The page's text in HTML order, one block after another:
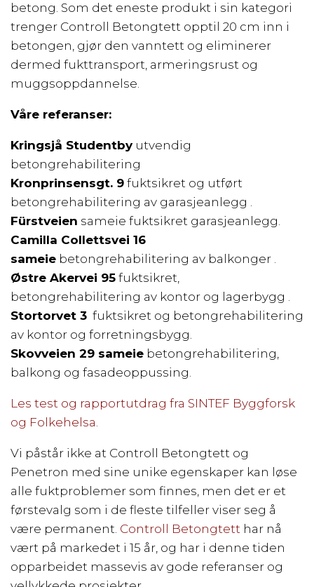
betong. Som det eneste produkt i sin kategori
trenger Controll Betongtett opptil 20 cm inn i
betongen, gjør den vanntett og eliminerer
dermed fukttransport, armeringsrust og
muggsoppdannelse.
Våre referanser:
Kringsjå Studentbyutvendig
betongrehabilitering
Kronprinsensgt. 9 fuktsikret og utført
betongrehabilitering av garasjeanlegg .
Fürstveien sameie fuktsikret garasjeanlegg.
Camilla Collettsvei 16
sameie betongrehabilitering av balkonger .
Østre Akervei 95 fuktsikret,
betongrehabilitering av kontor og lagerbygg .
Stortorvet 3 fuktsikret og betongrehabilitering
av kontor og forretningsbygg.
Skovveien 29 sameie betongrehabilitering,
balkong og fasadeoppussing.
Les test og rapportutdrag fra SINTEF Byggforsk
og Folkehelsa.
Vi påstår ikke at Controll Betongtett og
Penetron med sine unike egenskaper kan løse
alle fuktproblemer som finnes, men det er et
førstevalg som i de fleste tilfeller viser seg å
være permanent. Controll Betongtett har nå
vært på markedet i 15 år, og har i denne tiden
opparbeidet massevis av gode referanser og